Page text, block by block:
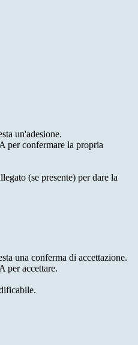
un'adesione.
per confermare la propria
(se presente) per dare la
una conferma di accettazione.
per accettare.